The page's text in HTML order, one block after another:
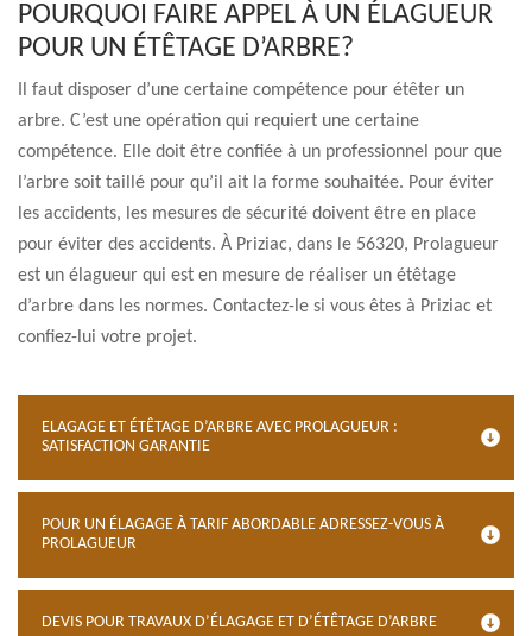
POURQUOI FAIRE APPEL À UN ÉLAGUEUR
POUR UN ÉTÊTAGE D’ARBRE?
Il faut disposer d’une certaine compétence pour étêter un
arbre. C’est une opération qui requiert une certaine
compétence. Elle doit être confiée à un professionnel pour que
l’arbre soit taillé pour qu’il ait la forme souhaitée. Pour éviter
les accidents, les mesures de sécurité doivent être en place
pour éviter des accidents. À Priziac, dans le 56320, Prolagueur
est un élagueur qui est en mesure de réaliser un étêtage
d’arbre dans les normes. Contactez-le si vous êtes à Priziac et
confiez-lui votre projet.
ELAGAGE ET ÉTÊTAGE D’ARBRE AVEC PROLAGUEUR :
SATISFACTION GARANTIE
POUR UN ÉLAGAGE À TARIF ABORDABLE ADRESSEZ-VOUS À
PROLAGUEUR
DEVIS POUR TRAVAUX D’ÉLAGAGE ET D’ÉTÊTAGE D’ARBRE